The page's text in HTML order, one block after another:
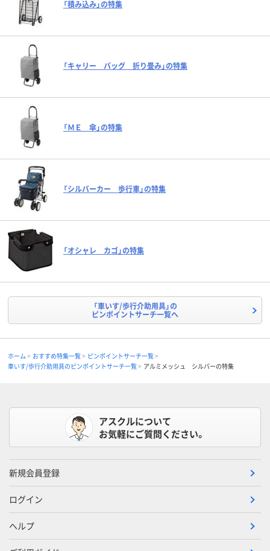
「積み込み」の特集
「キャリー バッグ 折り畳み」の特集
「ＭＥ 傘」の特集
「シルバーカー 歩行車」の特集
「オシャレ カゴ」の特集
「車いす/歩行介助用具」の
ピンポイントサーチ一覧へ
ホーム おすすめ特集一覧
ピンポイントサーチ一覧
車いす/歩行介助用具のピンポイントサーチ一覧
アルミメッシュ シルバーの特集
アスクルについて
お気軽にご質問ください。
新規会員登録
ログイン
ヘルプ